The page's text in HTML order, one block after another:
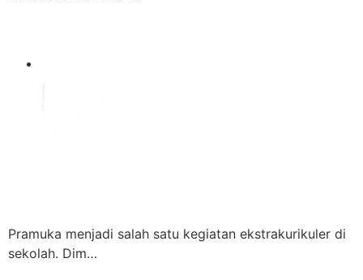
Pramuka menjadi salah satu kegiatan ekstrakurikuler di
sekolah. Dim…